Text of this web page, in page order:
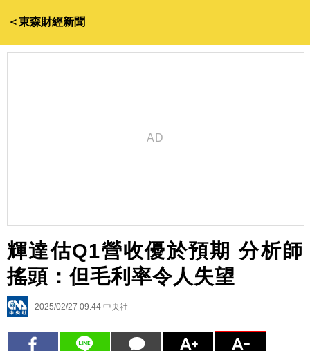
＜東森財經新聞
輝達估Q1營收優於預期 分析師
搖頭：但毛利率令人失望
2025/02/27 09:44 中央社